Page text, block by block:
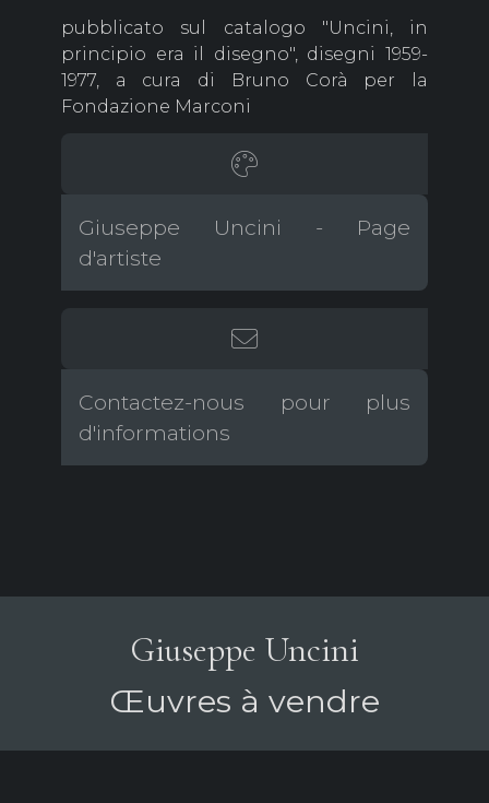
pubblicato sul catalogo "Uncini, in
principio era il disegno", disegni 1959-
1977, a cura di Bruno Corà per la
Fondazione Marconi
Giuseppe Uncini - Page
d'artiste
Contactez-nous pour plus
d'informations
Giuseppe Uncini
Œuvres à vendre